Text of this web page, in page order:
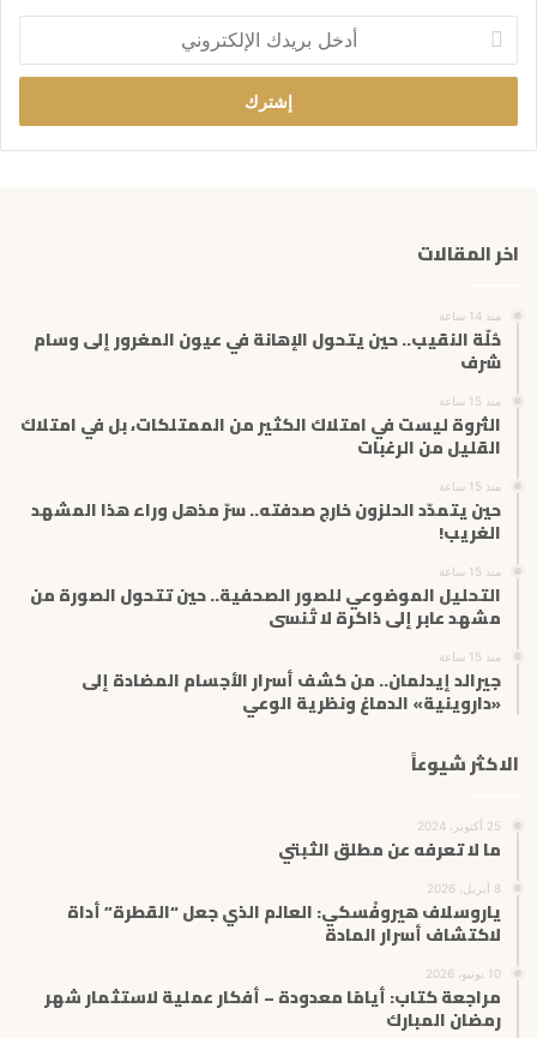
خ
ب
ر
ر
ي
اخر المقالات
منذ 14 ساعة
حُلّة النقيب.. حين يتحول الإهانة في عيون المغرور إلى وسام
شرف
منذ 15 ساعة
الثروة ليست في امتلاك الكثير من الممتلكات، بل في امتلاك
القليل من الرغبات
منذ 15 ساعة
حين يتمدّد الحلزون خارج صدفته.. سرّ مذهل وراء هذا المشهد
الغريب!
منذ 15 ساعة
التحليل الموضوعي للصور الصحفية.. حين تتحول الصورة من
مشهد عابر إلى ذاكرة لا تُنسى
منذ 15 ساعة
جيرالد إيدلمان.. من كشف أسرار الأجسام المضادة إلى
«داروينية» الدماغ ونظرية الوعي
الاكثر شيوعاً
25 أكتوبر، 2024
ما لا تعرفه عن مطلق الثبتي
8 أبريل، 2026
ياروسلاف هيروفْسكي: العالم الذي جعل “القطرة” أداة
لاكتشاف أسرار المادة
10 يونيو، 2026
مراجعة كتاب: أيامًا معدودة – أفكار عملية لاستثمار شهر
رمضان المبارك